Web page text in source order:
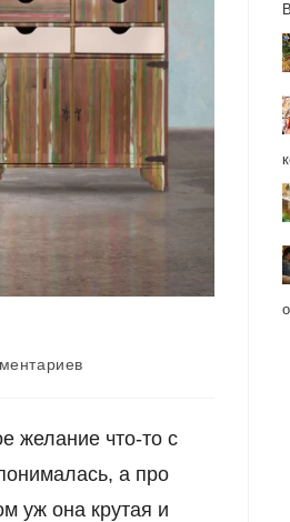
желание что-то с
а про
уж она крутая и